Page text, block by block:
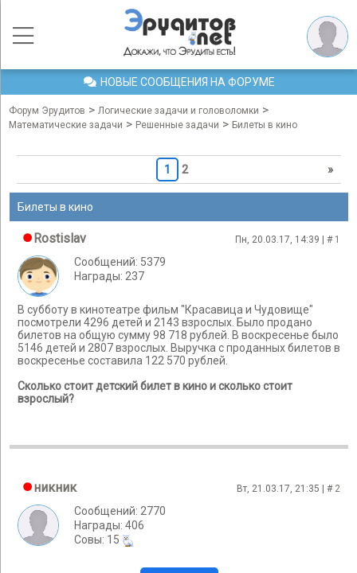
НОВЫЕ СООБЩЕНИЯ НА ФОРУМЕ
Форум Эрудитов > Логические задачи и головоломки >
Математические задачи > Решенные задачи > Билеты в кино
1 2 »
Билеты в кино
Rostislav Пн, 20.03.17, 14:39 | # 1
Сообщений: 5379
Награды: 237
В субботу в кинотеатре фильм "Красавица и Чудовище"
посмотрели 4296 детей и 2143 взрослых. Было продано
билетов на общую сумму 98 718 рублей. В воскресенье было
5146 детей и 2807 взрослых. Выручка с проданных билетов в
воскресенье составила 122 570 рублей.
Сколько стоит детский билет в кино и сколько стоит
взрослый?
никник Вт, 21.03.17, 21:35 | # 2
Сообщений: 2770
Награды: 406
Cовы: 15